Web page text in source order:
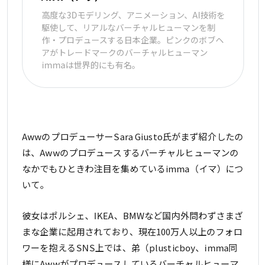
高度な3Dモデリング、アニメーション、AI技術を
駆使して、リアルなバーチャルヒューマンを制
作・プロデュースする日本企業。ピンクのボブヘ
アがトレードマークのバーチャルヒューマン
immaは世界的にも有名。
AwwのプロデューサーSara Giusto氏がまず紹介したの
は、Awwのプロデュースするバーチャルヒューマンの
なかでもひときわ注目を集めているimma（イマ）につ
いて。
彼女はポルシェ、IKEA、BMWなど国内外問わずさまざ
まな企業に起用されており、現在100万人以上のフォロ
ワーを抱えるSNS上では、弟（plusticboy、imma同